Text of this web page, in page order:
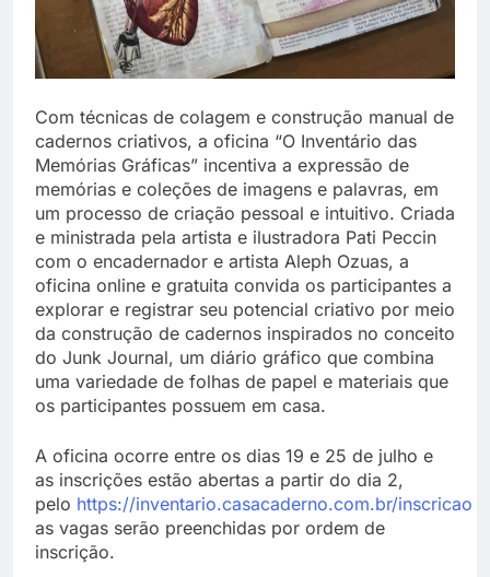
Com técnicas de colagem e construção manual de
cadernos criativos, a oficina “O Inventário das
Memórias Gráficas” incentiva a expressão de
memórias e coleções de imagens e palavras, em
um processo de criação pessoal e intuitivo. Criada
e ministrada pela artista e ilustradora Pati Peccin
com o encadernador e artista Aleph Ozuas, a
oficina online e gratuita convida os participantes a
explorar e registrar seu potencial criativo por meio
da construção de cadernos inspirados no conceito
do Junk Journal, um diário gráfico que combina
uma variedade de folhas de papel e materiais que
os participantes possuem em casa.
A oficina ocorre entre os dias 19 e 25 de julho e
as inscrições estão abertas a partir do dia 2,
pelo https://inventario.casacaderno.com.br/inscricao
as vagas serão preenchidas por ordem de
inscrição.